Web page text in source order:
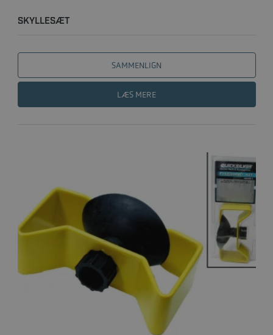
SKYLLESÆT
SAMMENLIGN
LÆS MERE